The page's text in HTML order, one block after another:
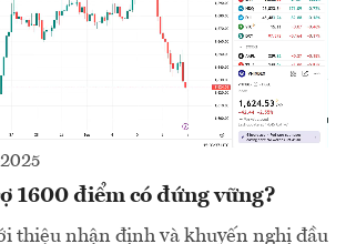
1600 điểm có đứng vững?
thiệu nhận định và khuyến nghị đầu